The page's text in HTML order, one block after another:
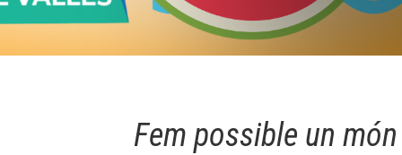
Fem possible un